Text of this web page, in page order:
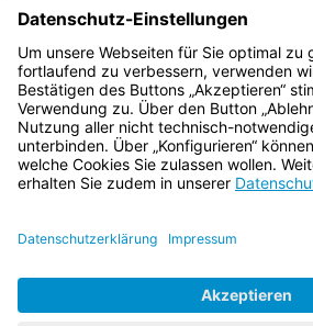
Art. 2 Aufsicht
Art. 3 Finanzierung,
Art. 4 Satzungsrecht
Bayern.de
BayernPortal
Impressum